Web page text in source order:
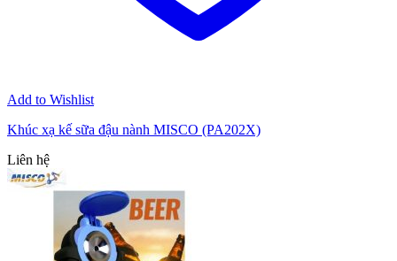
Add to Wishlist
Khúc xạ kế sữa đậu nành MISCO (PA202X)
Liên hệ